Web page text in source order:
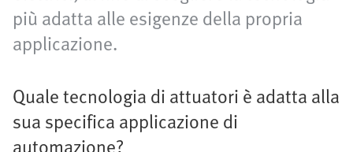
più adatta alle esigenze della propria
applicazione.
Quale tecnologia di attuatori è adatta alla
sua specifica applicazione di
automazione?